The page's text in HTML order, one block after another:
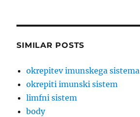
SIMILAR POSTS
okrepitev imunskega sistema
okrepiti imunski sistem
limfni sistem
body